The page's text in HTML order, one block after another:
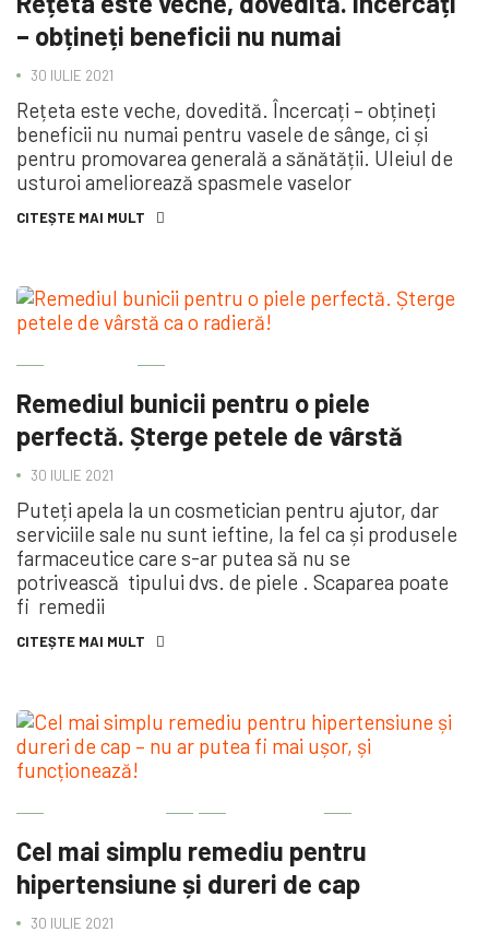
– obțineți beneficii nu numai
30 IULIE 2021
Rețeta este veche, dovedită. Încercați – obțineți
beneficii nu numai pentru vasele de sânge, ci și
pentru promovarea generală a sănătății. Uleiul de
usturoi ameliorează spasmele vaselor
CITEȘTE MAI MULT
Remediul bunicii pentru o piele
perfectă. Șterge petele de vârstă
30 IULIE 2021
Puteți apela la un cosmetician pentru ajutor, dar
serviciile sale nu sunt ieftine, la fel ca și produsele
farmaceutice care s-ar putea să nu se
potrivească tipului dvs. de piele . Scaparea poate
fi remedii
CITEȘTE MAI MULT
Cel mai simplu remediu pentru
hipertensiune și dureri de cap
30 IULIE 2021